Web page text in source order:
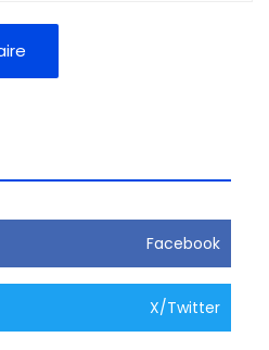
Facebook
X/Twitter